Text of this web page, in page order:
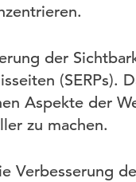
der
(SERPs).
Aspekte der
zu machen.
Verbesserung